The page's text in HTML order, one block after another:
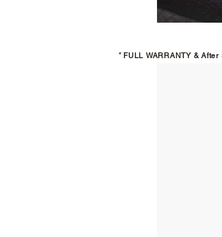
* FULL WARRANTY & After